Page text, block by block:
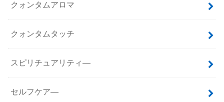
クォンタムアロマ
クォンタムタッチ
スピリチュアリティ―
セルフケア―